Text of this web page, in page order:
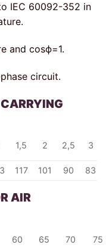
IEC 60092-352 in
and cosϕ=1.
circuit.
1,5 2 2,5 3
117 101 90 83
AIR
60 65 70 75